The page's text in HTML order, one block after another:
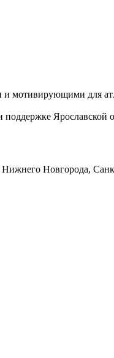
и мотивирующими для
Ярославской
Новгорода,